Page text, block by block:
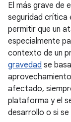
El más grave de
seguridad crítica
permitir que un
especialmente
contexto de un
gravedad se
afectado,
plataforma y el
desarrollo o si